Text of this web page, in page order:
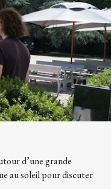
d’une grande
au soleil pour discuter